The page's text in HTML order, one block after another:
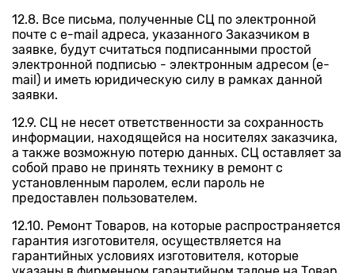
12.8. Все письма, полученные СЦ по электронной
почте с e-mail адреса, указанного Заказчиком в
заявке, будут считаться подписанными простой
электронной подписью - электронным адресом (e-
mail) и иметь юридическую силу в рамках данной
заявки.
12.9. СЦ не несет ответственности за сохранность
информации, находящейся на носителях заказчика,
а также возможную потерю данных. СЦ оставляет за
собой право не принять технику в ремонт с
установленным паролем, если пароль не
предоставлен пользователем.
12.10. Ремонт Товаров, на которые распространяется
гарантия изготовителя, осуществляется на
гарантийных условиях изготовителя, которые